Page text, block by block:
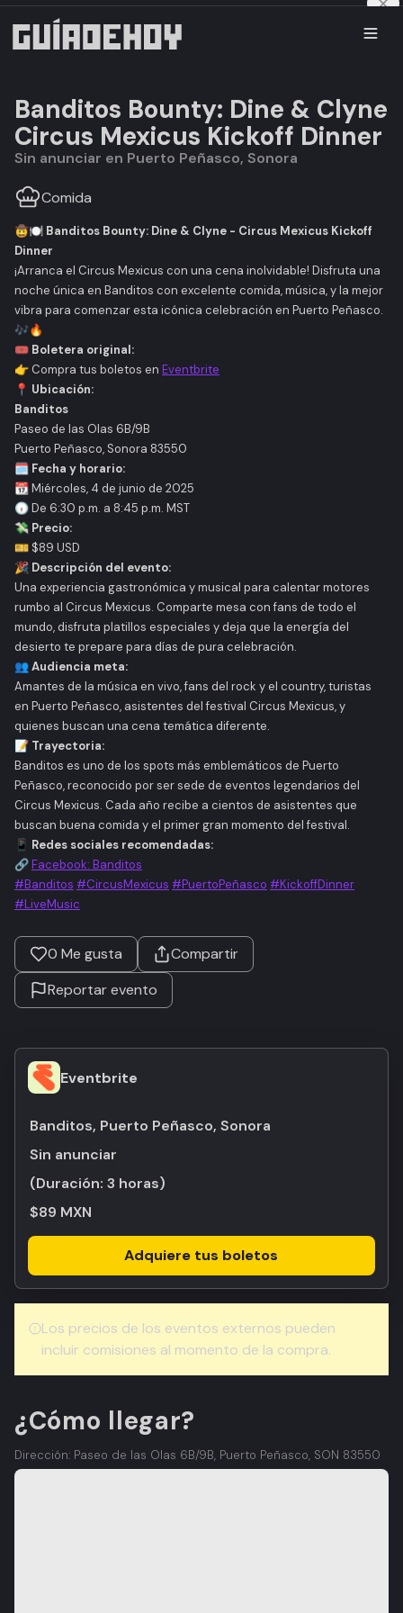
Banditos Bounty: Dine & Clyne
Circus Mexicus Kickoff Dinner
Sin anunciar en Puerto Peñasco, Sonora
Comida
🤠🍽️ Banditos Bounty: Dine & Clyne - Circus Mexicus Kickoff
Dinner
¡Arranca el Circus Mexicus con una cena inolvidable! Disfruta una
noche única en Banditos con excelente comida, música, y la mejor
vibra para comenzar esta icónica celebración en Puerto Peñasco.
🎶🔥
🎟️ Boletera original:
👉 Compra tus boletos en Eventbrite
📍 Ubicación:
Banditos
Paseo de las Olas 6B/9B
Puerto Peñasco, Sonora 83550
🗓️ Fecha y horario:
📆 Miércoles, 4 de junio de 2025
🕡 De 6:30 p.m. a 8:45 p.m. MST
💸 Precio:
🎫 $89 USD
🎉 Descripción del evento:
Una experiencia gastronómica y musical para calentar motores
rumbo al Circus Mexicus. Comparte mesa con fans de todo el
mundo, disfruta platillos especiales y deja que la energía del
desierto te prepare para días de pura celebración.
👥Audiencia meta:
Amantes de la música en vivo, fans del rock y el country, turistas
en Puerto Peñasco, asistentes del festival Circus Mexicus, y
quienes buscan una cena temática diferente.
📝 Trayectoria:
Banditos es uno de los spots más emblemáticos de Puerto
Peñasco, reconocido por ser sede de eventos legendarios del
Circus Mexicus. Cada año recibe a cientos de asistentes que
buscan buena comida y el primer gran momento del festival.
📱 Redes sociales recomendadas:
🔗Facebook: Banditos
#Banditos #CircusMexicus #PuertoPeñasco #KickoffDinner
#LiveMusic
0 Me gusta
Compartir
Reportar evento
Eventbrite
Banditos, Puerto Peñasco, Sonora
Sin anunciar
(Duración: 3 horas)
$89 MXN
Adquiere tus boletos
Los precios de los eventos externos pueden
incluir comisiones al momento de la compra.
¿Cómo llegar?
Dirección: Paseo de las Olas 6B/9B, Puerto Peñasco, SON 83550